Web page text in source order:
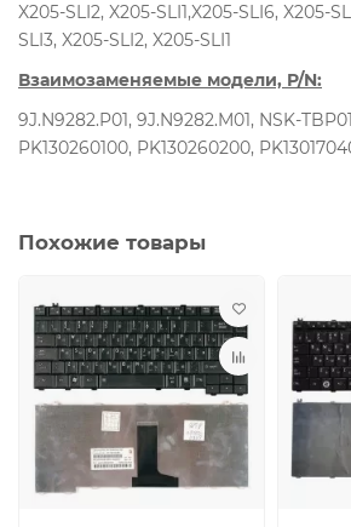
X205-SLI2, X205-SLI1,X205-SLI6, X205-
SLI3, X205-SLI2, X205-SLI1
Взаимозаменяемые модели, P/N:
9J.N9282.P01, 9J.N9282.M01, NSK-
PK130260100, PK130260200,
Похожие товары